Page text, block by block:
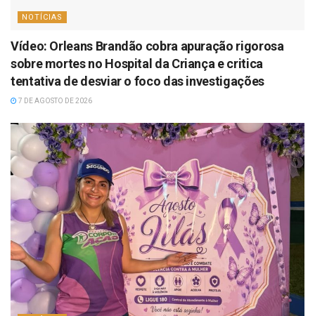
NOTÍCIAS
Vídeo: Orleans Brandão cobra apuração rigorosa
sobre mortes no Hospital da Criança e critica
tentativa de desviar o foco das investigações
7 DE AGOSTO DE 2026